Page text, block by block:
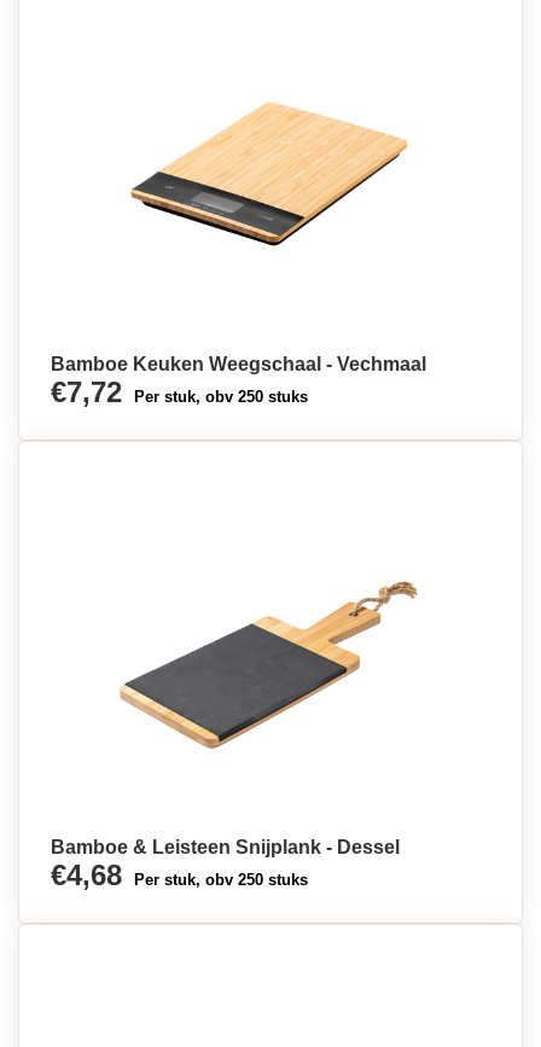
Bamboe Keuken Weegschaal - Vechmaal
€7,72 Per stuk, obv 250 stuks
Bamboe & Leisteen Snijplank - Dessel
€4,68 Per stuk, obv 250 stuks